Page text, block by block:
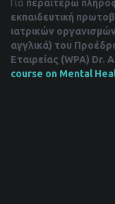
Για περαιτέρω
εκπαιδευτική
ιατρικών
αγγλικά) του
Εταιρείας (WPA) Dr.
course on Mental